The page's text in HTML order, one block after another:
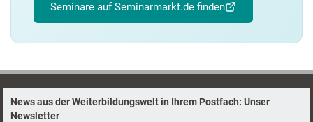
Seminare auf Seminarmarkt.de finden
News aus der Weiterbildungswelt in Ihrem Postfach: Unser
Newsletter